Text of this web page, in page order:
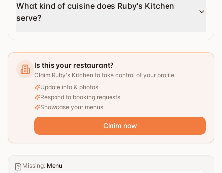
What kind of cuisine does Ruby's Kitchen
serve?
Is this your restaurant?
Claim Ruby's Kitchen to take control of your profile.
Update info & photos
Respond to booking requests
Showcase your menus
Claim now
Missing: Menu